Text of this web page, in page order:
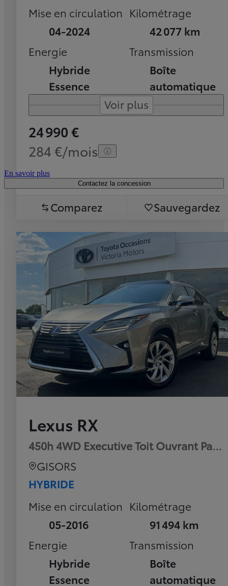
Mise en circulation
04-2024
Kilométrage
42 077 km
Energie
Hybride
Essence
Transmission
Boîte
automatique
Voir plus
24 990 €
284 €/mois
En savoir plus
Contactez la concession
Comparez Sauvegardez
Lexus RX
450h 4WD Executive Toit Ouvrant
GISORS
HYBRIDE
Mise en circulation
05-2016
Kilométrage
91 494 km
Energie
Hybride
Essence
Transmission
Boîte
automatique